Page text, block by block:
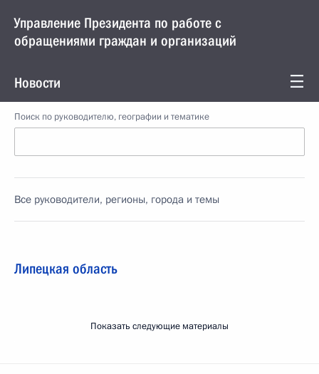
Управление Президента по работе с
обращениями граждан и организаций
Новости
Поиск по руководителю, географии и тематике
Все руководители, регионы, города и темы
Липецкая область
Показать следующие материалы